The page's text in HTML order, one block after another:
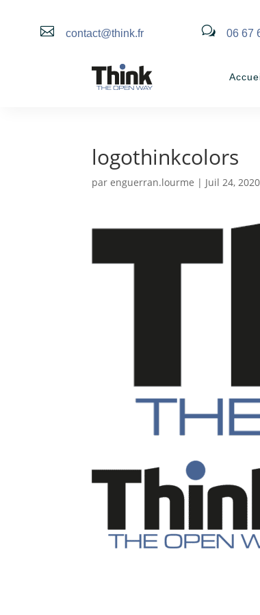
 contact@think.fr w 06 67
logothinkcolors
parenguerran.lourme | Juil 24, 2020